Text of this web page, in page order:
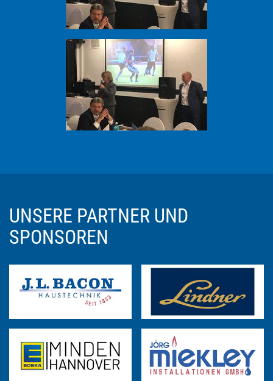
UNSERE PARTNER UND
SPONSOREN